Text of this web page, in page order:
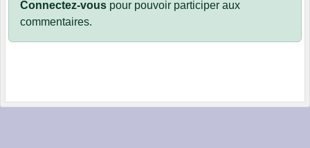
Connectez-vous pour pouvoir participer aux
commentaires.